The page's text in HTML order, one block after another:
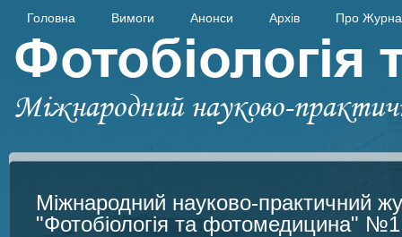
Головна Вимоги Анонси Архів Про
Міжнародний науково-практичний
"Фотобіологія та фотомедицина"